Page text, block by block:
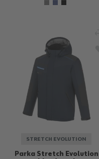
STRETCH EVOLUTION
Parka Stretch Evolution